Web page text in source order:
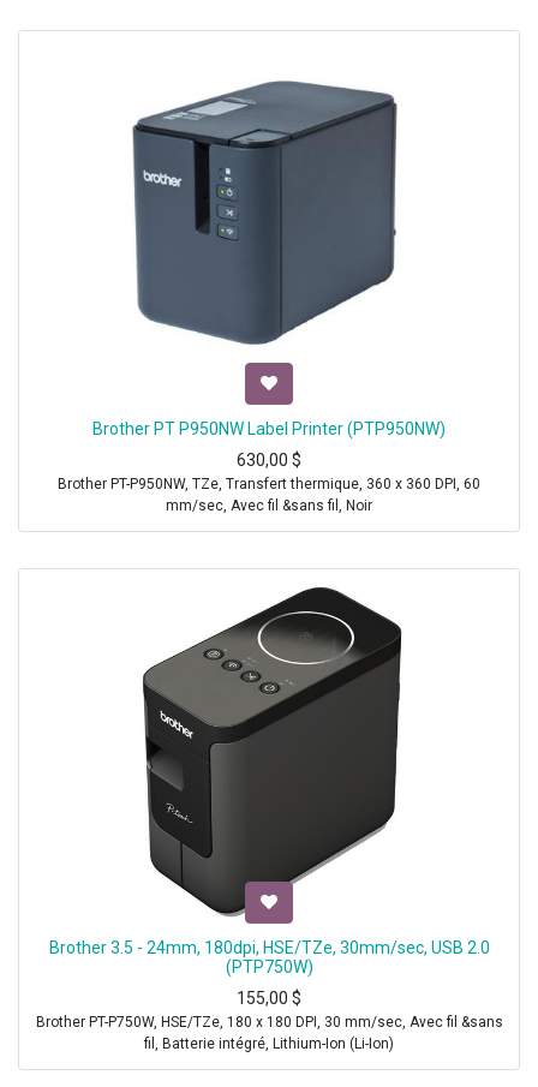
Brother PT P950NW Label Printer (PTP950NW)
630,00 $
Brother PT-P950NW, TZe, Transfert thermique, 360 x 360 DPI, 60
mm/sec, Avec fil &sans fil, Noir
Brother 3.5 - 24mm, 180dpi, HSE/TZe, 30mm/sec, USB 2.0
(PTP750W)
155,00 $
Brother PT-P750W, HSE/TZe, 180 x 180 DPI, 30 mm/sec, Avec fil &sans
fil, Batterie intégré, Lithium-Ion (Li-Ion)